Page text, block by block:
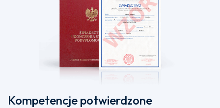
Kompetencje potwierdzone